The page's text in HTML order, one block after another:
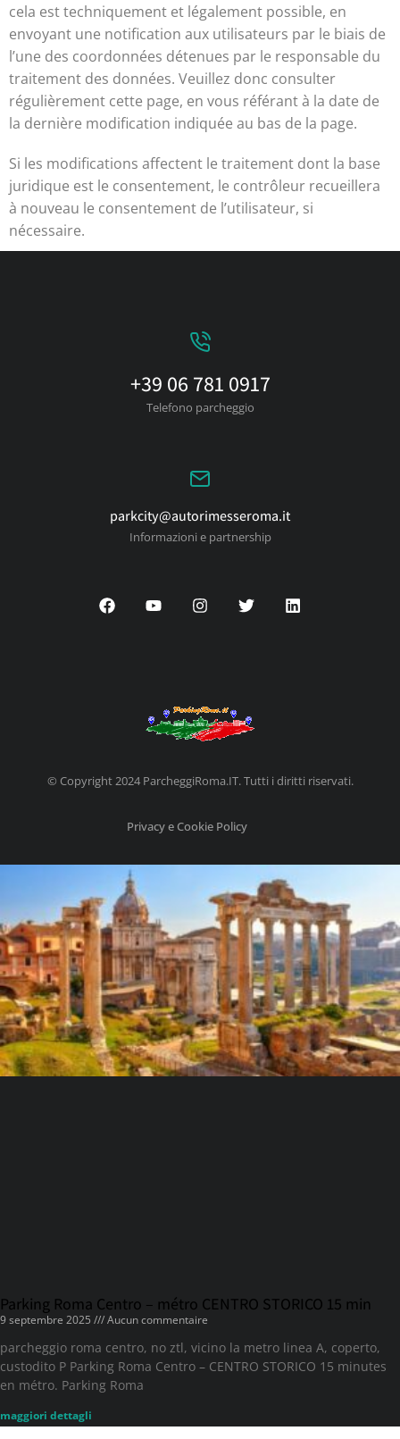
cela est techniquement et légalement possible, en
envoyant une notification aux utilisateurs par le biais de
l’une des coordonnées détenues par le responsable du
traitement des données. Veuillez donc consulter
régulièrement cette page, en vous référant à la date de
la dernière modification indiquée au bas de la page.
Si les modifications affectent le traitement dont la base
juridique est le consentement, le contrôleur recueillera
à nouveau le consentement de l’utilisateur, si
nécessaire.
+39 06 781 0917
Telefono parcheggio
parkcity@autorimesseroma.it
Informazioni e partnership
© Copyright 2024 ParcheggiRoma.IT. Tutti i diritti riservati.
Privacy e Cookie Policy
Parking Roma Centro – métro CENTRO STORICO 15 min
9 septembre 2025 Aucun commentaire
parcheggio roma centro, no ztl, vicino la metro linea A, coperto,
custodito P Parking Roma Centro – CENTRO STORICO 15 minutes
en métro. Parking Roma
maggiori dettagli